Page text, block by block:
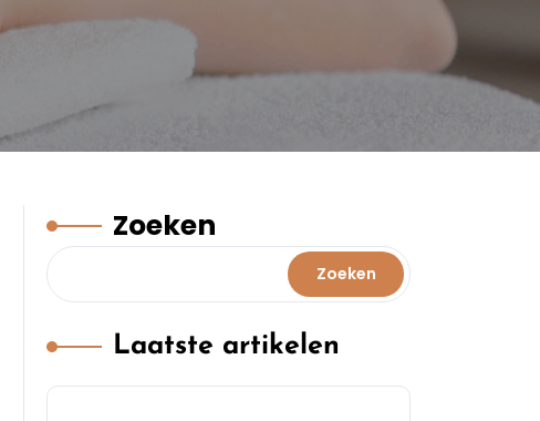
Zoeken
Zoeken
Laatste artikelen